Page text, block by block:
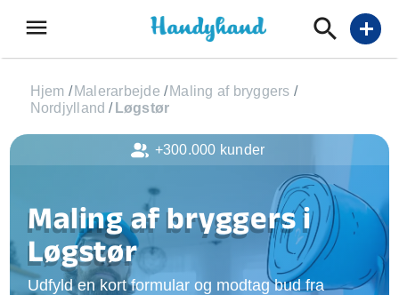
menu add
Hjem / Malerarbejde / Maling af bryggers /
Nordjylland / Løgstør
Maling af bryggers i
Løgstør
Udfyld en kort formular og modtag bud fra
+300.000 kunder